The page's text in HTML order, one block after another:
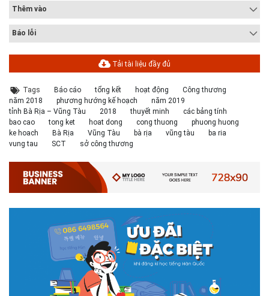
Thêm vào
Báo lỗi
Tải tài liệu đầy đủ
Tags Báo cáo tổng kết hoạt động
Công thương
năm 2018
phương hướng kế hoạch
năm 2019
tỉnh Bà Rịa – Vũng Tàu
2018 thuyết minh
các bảng tính
bao cao
tong ket hoat dong cong thuong
phuong huong
ke hoach
Bà Rịa Vũng Tàu bà rịa vũng tàu
ba ria
vung tau
SCT sở công thương
# 05.04.2025 | 17:16
Tuyển sinh 2025, Khoa kỹ thuật hạ tầng và môi trường đô thị
- Đại học Kiến trúc...
Thông tin tuyển sinh đại học 2025 Khoa kỹ thuật hạ tầng và môi trường
đô thị - Đại học Kiến trúc Hà Nội Tuyển sinh đại học với 280 chỉ tiêu, thời